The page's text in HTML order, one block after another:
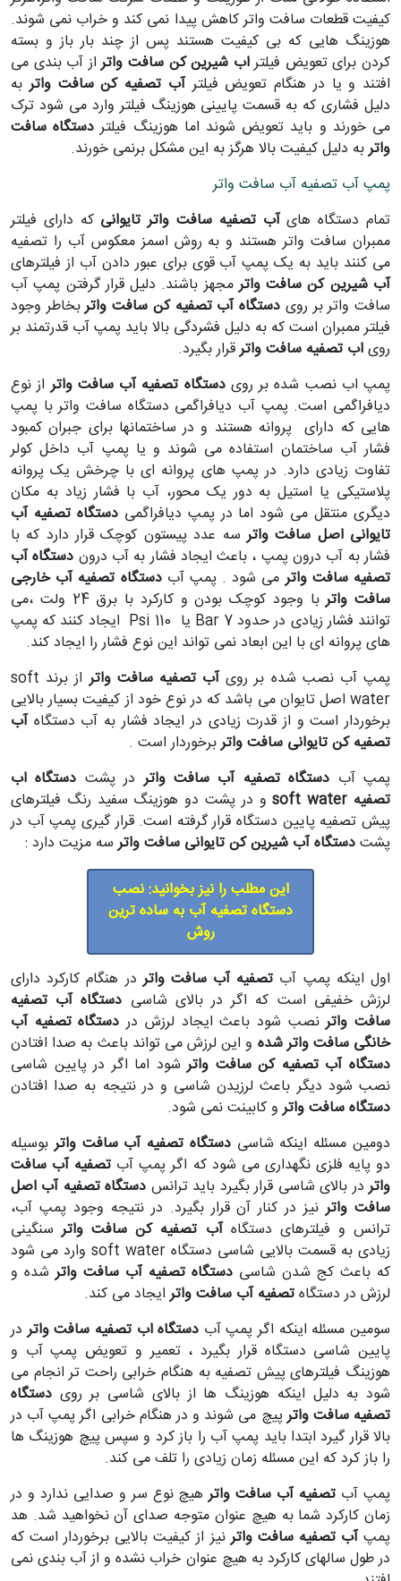
کیفیت قطعات سافت واتر کاهش پیدا نمی کند و خراب نمی شوند.
هوزینگ هایی که بی کیفیت هستند پس از چند بار باز و بسته
کردن برای تعویض فیلتراب شیرین کن سافت واتراز آب بندی می
افتند و یا در هنگام تعویض فیلترآب تصفیه کن سافت واتربه
دلیل فشاری که به قسمت پایینی هوزینگ فیلتر وارد می شود ترک
می خورند و باید تعویض شوند اما هوزینگ فیلتر دستگاه سافت
واتربه دلیل کیفیت بالا هرگز به این مشکل برنمی خورند.
پمپ آب تصفیه آب سافت واتر
تمام دستگاه هایآب تصفیه سافت واتر تایوانی که دارای فیلتر
ممبران سافت واتر هستند و به روش اسمز معکوس آب را تصفیه
می کنند باید به یک پمپ آب قوی برای عبور دادن آب از فیلترهای
آب شیرین کن سافت واترمجهز باشند. دلیل قرار گرفتن پمپ آب
سافت واتر بر روی دستگاه آب تصفیه کن سافت واتربخاطر وجود
فیلتر ممبران است که به دلیل فشردگی بالا باید پمپ آب قدرتمند بر
رویاب تصفیه سافت واترقرار بگیرد.
پمپ اب نصب شده بر رویدستگاه تصفیه آب سافت واتر از نوع
دیافراگمی است. پمپ آب دیافراگمی دستگاه سافت واتر با پمپ
هایی که دارای پروانه هستند و در ساختمانها برای جبران کمبود
فشار آب ساختمان استفاده می شوند و یا پمپ آب داخل کولر
تفاوت زیادی دارد. در پمپ های پروانه ای با چرخش یک پروانه
پلاستیکی یا استیل به دور یک محور، آب با فشار زیاد به مکان
دیگری منتقل می شود اما در پمپ دیافراگمیدستگاه تصفیه آب
تایوانی اصل سافت واتر سه عدد پیستون کوچک قرار دارد که با
فشار به آب درون پمپ ، باعث ایجاد فشار به آب درون دستگاه آب
تصفیه سافت واترمی شود . پمپ آبدستگاه تصفیه آب خارجی
سافت واتر
با وجود کوچک بودن و کارکرد با برق 24 ولت ،می
توانند فشار زیادی در حدود 7 Bar یا 110 Psi ایجاد کنند که پمپ
های پروانه ای با این ابعاد نمی تواند این نوع فشار را ایجاد کند.
پمپ آب نصب شده بر رویآب تصفیه سافت واتر
از برند soft
water اصل تایوان می باشد که در نوع خود از کیفیت بسیار بالایی
برخوردار است و از قدرت زیادی در ایجاد فشار به آب دستگاه آب
تصفیه کن تایوانی سافت واتربرخوردار است .
پمپ آب دستگاه تصفیه آب سافت واتردر پشت دستگاه اب
تصفیه soft water
و در پشت دو هوزینگ سفید رنگ فیلترهای
پیش تصفیه پایین دستگاه قرار گرفته است. قرار گیری پمپ آب در
پشتدستگاه آب شیرین کن تایوانی سافت واترسه مزیت دارد :
این مطلب را نیز بخوانید: نصب
دستگاه تصفیه آب به ساده ترین
روش
اول اینکه پمپ آب تصفیه آب سافت واتر در هنگام کارکرد دارای
لرزش خفیفی است که اگر در بالای شاسی دستگاه آب تصفیه
سافت واترنصب شود باعث ایجاد لرزش دردستگاه تصفیه آب
خانگی سافت واتر شده و این لرزش می تواند باعث به صدا افتادن
دستگاه آب تصفیه کن سافت واترشود اما اگر در پایین شاسی
نصب شود دیگر باعث لرزیدن شاسی و در نتیجه به صدا افتادن
دستگاه سافت واترو کابینت نمی شود.
دومین مسئله اینکه شاسیدستگاه تصفیه آب سافت واتربوسیله
دو پایه فلزی نگهداری می شود که اگر پمپ آب تصفیه آب سافت
واتردر بالای شاسی قرار بگیرد باید ترانس دستگاه تصفیه آب اصل
سافت واتر نیز در کنار آن قرار بگیرد. در نتیجه وجود پمپ آب،
ترانس و فیلترهای دستگاهآب تصفیه کن سافت واترسنگینی
زیادی به قسمت بالایی شاسی دستگاه soft water وارد می شود
که باعث کج شدن شاسی دستگاه تصفیه آب سافت واتر شده و
لرزش در دستگاهتصفیه آب سافت واترایجاد می کند.
سومین مسئله اینکه اگر پمپ آب دستگاه اب تصفیه سافت واتردر
پایین شاسی دستگاه قرار بگیرد ، تعمیر و تعویض پمپ آب و
هوزینگ فیلترهای پیش تصفیه به هنگام خرابی راحت تر انجام می
شود به دلیل اینکه هوزینگ ها از بالای شاسی بر روی دستگاه
تصفیه سافت واترپیچ می شوند و در هنگام خرابی اگر پمپ آب در
بالا قرار گیرد ابتدا باید پمپ آب را باز کرد و سپس پیچ هوزینگ ها
را باز کرد که این مسئله زمان زیادی را تلف می کند.
پمپ آب تصفیه آب سافت واترهیچ نوع سر و صدایی ندارد و در
زمان کارکرد شما به هیچ عنوان متوجه صدای آن نخواهید شد. هد
پمپآب تصفیه سافت واترنیز از کیفیت بالایی برخوردار است که
در طول سالهای کارکرد به هیچ عنوان خراب نشده و از آب بندی نمی